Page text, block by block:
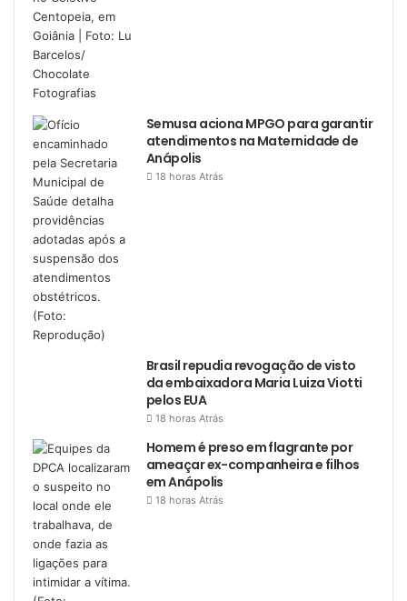
Semusa aciona MPGO para garantir
atendimentos na Maternidade de
Anápolis
18 horas Atrás
Brasil repudia revogação de visto
da embaixadora Maria Luiza Viotti
pelos EUA
18 horas Atrás
Homem é preso em flagrante por
ameaçar ex-companheira e filhos
em Anápolis
18 horas Atrás